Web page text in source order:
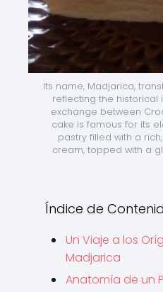
Its name, Madjarica,
reflecting the historical
exchange between
cake is famous for its
pastry filled with a
cream, topped with a
Índice de
Un Viaje a los
Madjarica
Anatomía de un